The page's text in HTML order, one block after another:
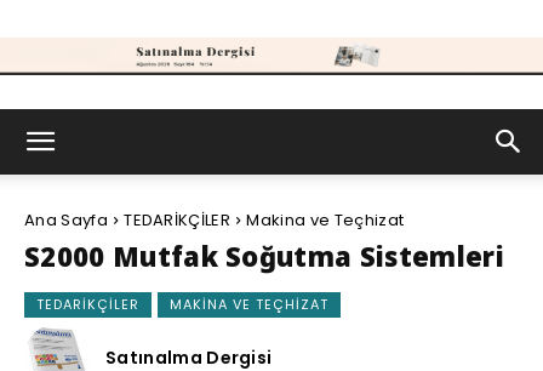
Ana Sayfa TEDARİKÇİLER Makina ve Teçhizat
S2000 Mutfak Soğutma Sistemleri
TEDARİKÇİLER MAKINA VE TEÇHIZAT
Satınalma Dergisi